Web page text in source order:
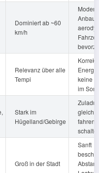
Dominiert ab ~60
km/h
Relevanz über alle
Tempi
keine
im
Stark im
Hügelland/Gebirge
fahren,
Groß in der Stadt
Sanft